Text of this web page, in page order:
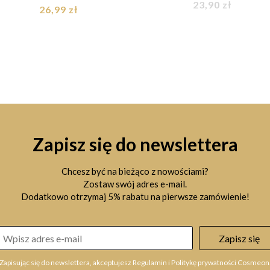
26,99 zł 23,90 zł
Zapisz się do newslettera
Chcesz być na bieżąco z nowościami?
Zostaw swój adres e-mail.
Dodatkowo otrzymaj 5% rabatu na pierwsze zamówienie!
Zapisz się
Zapisując się do newslettera, akceptujesz Regulamin i Politykę prywatności